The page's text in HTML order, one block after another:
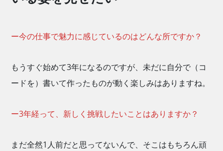
ー今の仕事で魅力に感じているのはどんな所ですか？
もうすぐ始めて3年になるのですが、未だに自分で（コ
ードを）書いて作ったものが動く楽しみはありますね。
ー3年経って、新しく挑戦したいことはありますか？
まだ全然1人前だと思ってないんで、そこはもちろん頑